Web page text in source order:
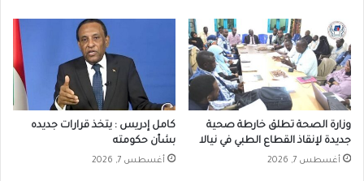
وزارة الصحة تطلق خارطة صحية
جديدة لإنقاذ القطاع الطبي في نيالا
أغسطس 7, 2026
كامل إدريس : يتخذ قرارات جديده
بشأن حكومته
أغسطس 7, 2026